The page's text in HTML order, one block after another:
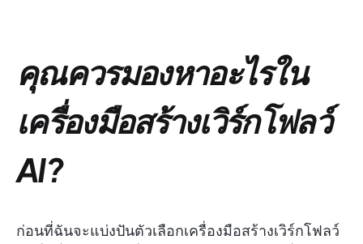
คุณควรมองหาอะไรใน
เครื่องมือสร้างเวิร์กโฟลว์
AI?
ก่อนที่ฉันจะแบ่งปันตัวเลือกเครื่องมือสร้างเวิร์กโฟลว์